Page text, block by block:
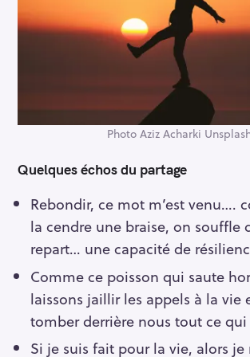
Photo Aziz Acharki
Quelques échos du partage
Rebondir, ce mot m’est venu….
la cendre une braise, on souffle
repart… une capacité de
Comme ce poisson qui saute
laissons jaillir les appels à la vie
tomber derrière nous tout ce
Si je suis fait pour la vie, alors je